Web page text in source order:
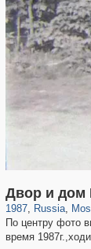
Двор и дом
1987, Russia,
319,861
По центру фото
время